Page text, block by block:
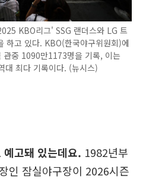
KBO리그' SSG 랜더스와 LG 트
하고 있다. KBO(한국야구위원회)에
관중 1090만1173명을 기록, 이는
대 최다 기록이다. (뉴시스)
예고돼 있는데요. 1982년부
인 잠실야구장이 2026시즌